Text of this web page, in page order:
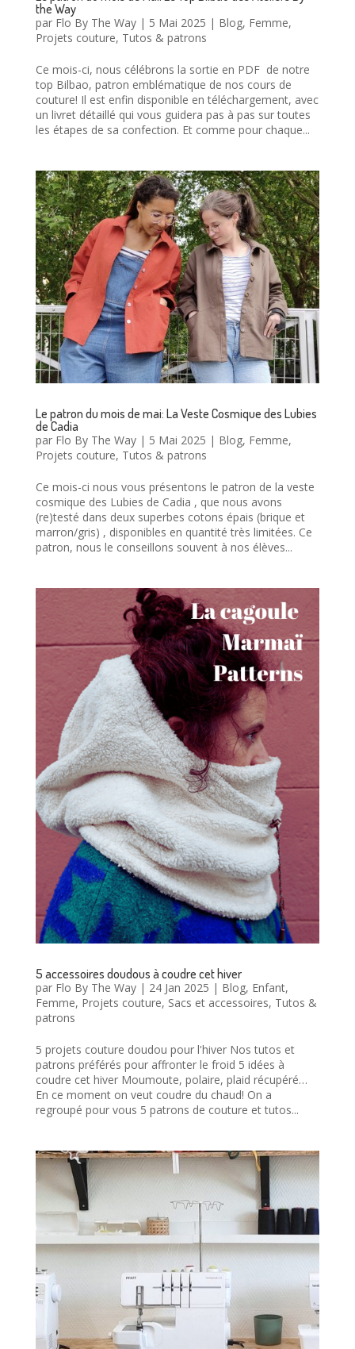
the Way
par Flo By The Way| 5 Mai 2025 | Blog, Femme,
Projets couture, Tutos & patrons
Ce mois-ci, nous célébrons la sortie en PDF de notre
top Bilbao, patron emblématique de nos cours de
couture! Il est enfin disponible en téléchargement, avec
un livret détaillé qui vous guidera pas à pas sur toutes
les étapes de sa confection. Et comme pour chaque...
Le patron du mois de mai: La Veste Cosmique des Lubies
de Cadia
par Flo By The Way| 5 Mai 2025 | Blog, Femme,
Projets couture, Tutos & patrons
Ce mois-ci nous vous présentons le patron de la veste
cosmique des Lubies de Cadia , que nous avons
(re)testé dans deux superbes cotons épais (brique et
marron/gris) , disponibles en quantité très limitées. Ce
patron, nous le conseillons souvent à nos élèves...
5 accessoires doudous à coudre cet hiver
par Flo By The Way| 24 Jan 2025 | Blog, Enfant,
Femme, Projets couture, Sacs et accessoires, Tutos &
patrons
5 projets couture doudou pour l'hiver Nos tutos et
patrons préférés pour affronter le froid 5 idées à
coudre cet hiver Moumoute, polaire, plaid récupéré…
En ce moment on veut coudre du chaud! On a
regroupé pour vous 5 patrons de couture et tutos...